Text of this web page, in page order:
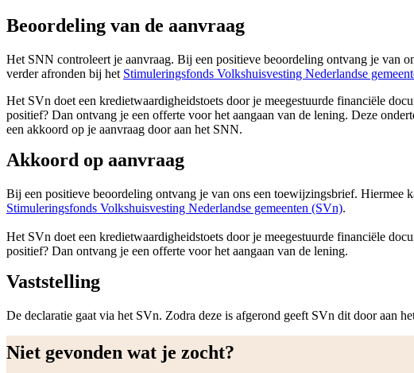
Beoordeling van de aanvraag
Het SNN controleert je aanvraag. Bij een positieve beoordeling ontvang je van
verder afronden bij het Stimuleringsfonds Volkshuisvesting Nederlandse
Het SVn doet een kredietwaardigheidstoets door je meegestuurde financiële
positief? Dan ontvang je een offerte voor het aangaan van de lening. Deze
een akkoord op je aanvraag door aan het SNN.
Akkoord op aanvraag
Bij een positieve beoordeling ontvang je van ons een toewijzingsbrief. Hiermee
Stimuleringsfonds Volkshuisvesting Nederlandse gemeenten (SVn).
Het SVn doet een kredietwaardigheidstoets door je meegestuurde financiële
positief? Dan ontvang je een offerte voor het aangaan van de lening.
Vaststelling
De declaratie gaat via het SVn. Zodra deze is afgerond geeft SVn dit door aan
Niet gevonden wat je zocht?